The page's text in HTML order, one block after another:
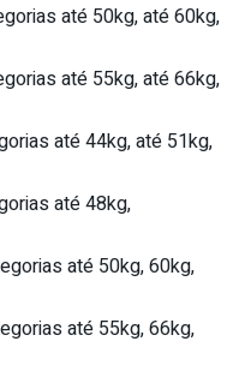
até 50kg, até 60kg,
até 55kg, até 66kg,
até 44kg, até 51kg,
até 48kg,
até 50kg, 60kg,
até 55kg, 66kg,